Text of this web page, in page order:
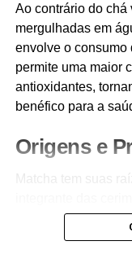
Ao contrário do chá
mergulhadas em
envolve o consumo
permite uma maior
antioxidantes,
benéfico para a
Origens e
séculos. O
sombreamento